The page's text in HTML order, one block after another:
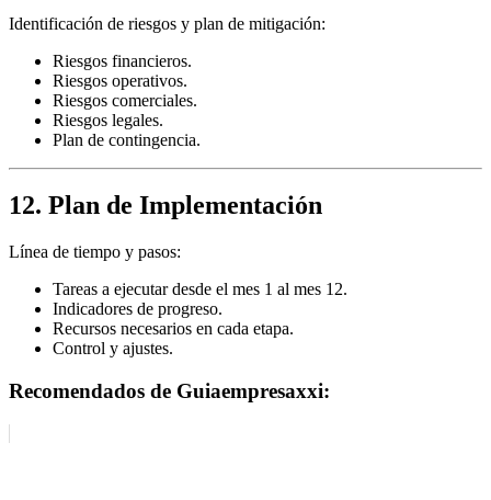
Identificación de riesgos y plan de mitigación:
Riesgos financieros.
Riesgos operativos.
Riesgos comerciales.
Riesgos legales.
Plan de contingencia.
12. Plan de Implementación
Línea de tiempo y pasos:
Tareas a ejecutar desde el mes 1 al mes 12.
Indicadores de progreso.
Recursos necesarios en cada etapa.
Control y ajustes.
Recomendados de Guiaempresaxxi: